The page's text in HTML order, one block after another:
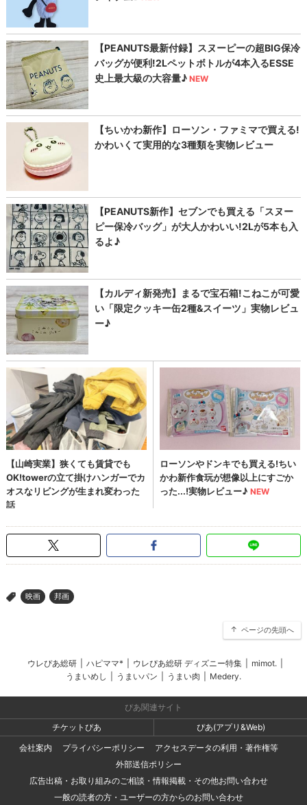
> 映画 邦画
ページの先頭へ
ウレぴあ総研 ハピママ* ウレぴあ総研 ディズニー特集 mimot.
うまいめし
うまいパン うまい肉 Medery.
ぴあ関連サイト
チケットぴあ
ぴあ(アプリ&Web)
会社案内
プライバシーポリシー
アクセスデータの利用・著作権等
外部送信ポリシー
広告出稿・お取り組みのご相談・情報掲載・その他お問い合わせ
一般の読者の方・ユーザーの方からのお問い合わせ